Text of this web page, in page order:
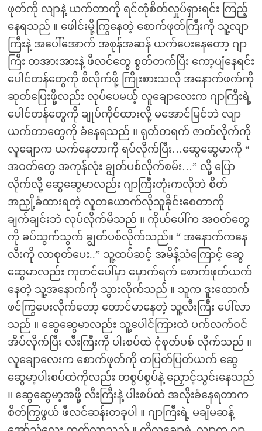
ဖုတ်ကို လျာနဲ့ ယက်တာကို ရင်တုံစိတ်လှုပ်ရှားရင်း ကြည့်
နေရသည် ။ ဖေါင်းမို့ကြွနေတဲ့ စောက်ဖုတ်ကြီးကို သူ့လျာ
ကြီးနဲ့ အပေါ်အောက် အစုန်အဆန် ယက်ပေးနေတော့ ဂျာ
ကြီး တအားအားနဲ့ ဖီလင်တွေ စွတ်တက်ပြီး ကော့ပျံနေရင်း
ပေါင်တန်တွေကို စိလိုက်ဖို့ ကြိုးစားသလို အနောက်ဖက်ကို
ဆုတ်ပြေးဖို့လည်း လုပ်ပေမယ့် လူချောလေးက ဂျာကြီးရဲ့
ပေါင်တန်တွေကို ချုပ်ကိုင်ထားလို့ မအောင်မြင်ဘဲ လျာ
ယက်တာတွေကို ခံနေရသည် ။ ရုတ်တရက် ဇာတ်လိုက်ကို
လူချောက ယက်နေတာကို ရပ်လိုက်ပြီး…ဆွေဆွေမာကို “
အဝတ်တွေ အကုန်လုံး ချွတ်ပစ်လိုက်စမ်း…” လို့ ပြော
လိုက်လို့ ဆွေဆွေမာလည်း ဂျာကြီးတုံးကလိုဘဲ စိတ်
အညှို့ခံထားရတဲ့ လူတယောက်လိုသူခိုင်းစေတာကို
ချက်ချင်းဘဲ လုပ်လိုက်မိသည် ။ ကိုယ်ပေါ်က အဝတ်တွေ
ကို ခပ်သွက်သွက် ချွတ်ပစ်လိုက်သည်။ “ အနောက်ကနေ
လီးကို လာစုတ်ပေး..” သူ့ထပ်ဆင့် အမိန့်သံကြောင့် ဆွေ
ဆွေမာလည်း ကုတင်ပေါ်မှာ မှောက်ရက် စောက်ဖုတ်ယက်
နေတဲ့ သူ့အနောက်ကို သွားလိုက်သည် ။ သူက ဒူးထောက်
ဖင်ကြွပေးလိုက်တော့ တောင်မာနေတဲ့ သူ့လီးကြီး ပေါ်လာ
သည် ။ ဆွေဆွေမာလည်း သူ့ပေါင်ကြားထဲ ပက်လက်ဝင်
အိပ်လိုက်ပြီး လီးကြီးကို ပါးစပ်ထဲ ငုံစုတ်ပစ် လိုက်သည် ။
လူချောလေးက စောက်ဖုတ်ကို တပြတ်ပြတ်ယက် ဆွေ
ဆွေမာ့ပါးစပ်ထဲကိုလည်း တစွပ်စွပ်နဲ့ ညှောင့်သွင်းနေသည်
။ ဆွေဆွေမာ့အဖို့ လီးကြီးနဲ့ ပါးစပ်ထဲ အလိုးခံနေရတာက
စိတ်ကြွဖွယ် ဖီလင်ဆန်းတခုပါ ။ ဂျာကြီးရဲ့ မချိမဆန့်